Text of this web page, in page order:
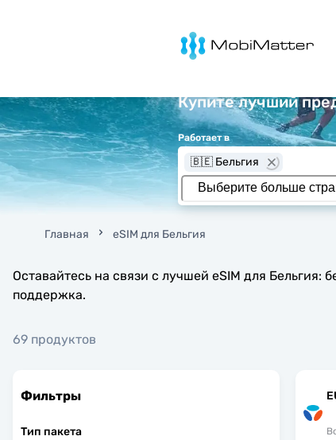
MobiMatter
Купите лучший
Работает в
🇧🇪 Бельгия
Главная eSIM для Бельгия
Оставайтесь на связи с лучшей eSIM для Бельгия:
поддержка.
69 продуктов
Фильтры
Тип пакета